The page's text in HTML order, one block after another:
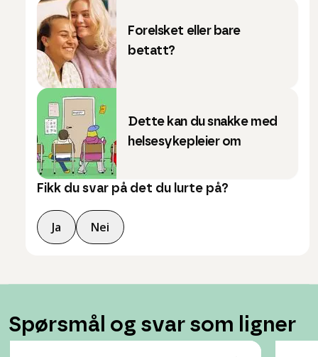
Forelsket eller bare
betatt?
Dette kan du snakke med
helsesykepleier om
Fikk du svar på det du lurte på?
Ja Nei
Spørsmål og svar som ligner